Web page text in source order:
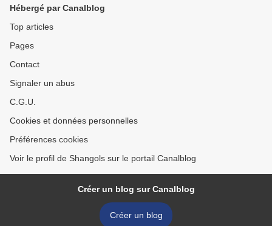
Hébergé par Canalblog
Top articles
Pages
Contact
Signaler un abus
C.G.U.
Cookies et données personnelles
Préférences cookies
Voir le profil de Shangols sur le portail Canalblog
Créer un blog sur Canalblog
Créer un blog